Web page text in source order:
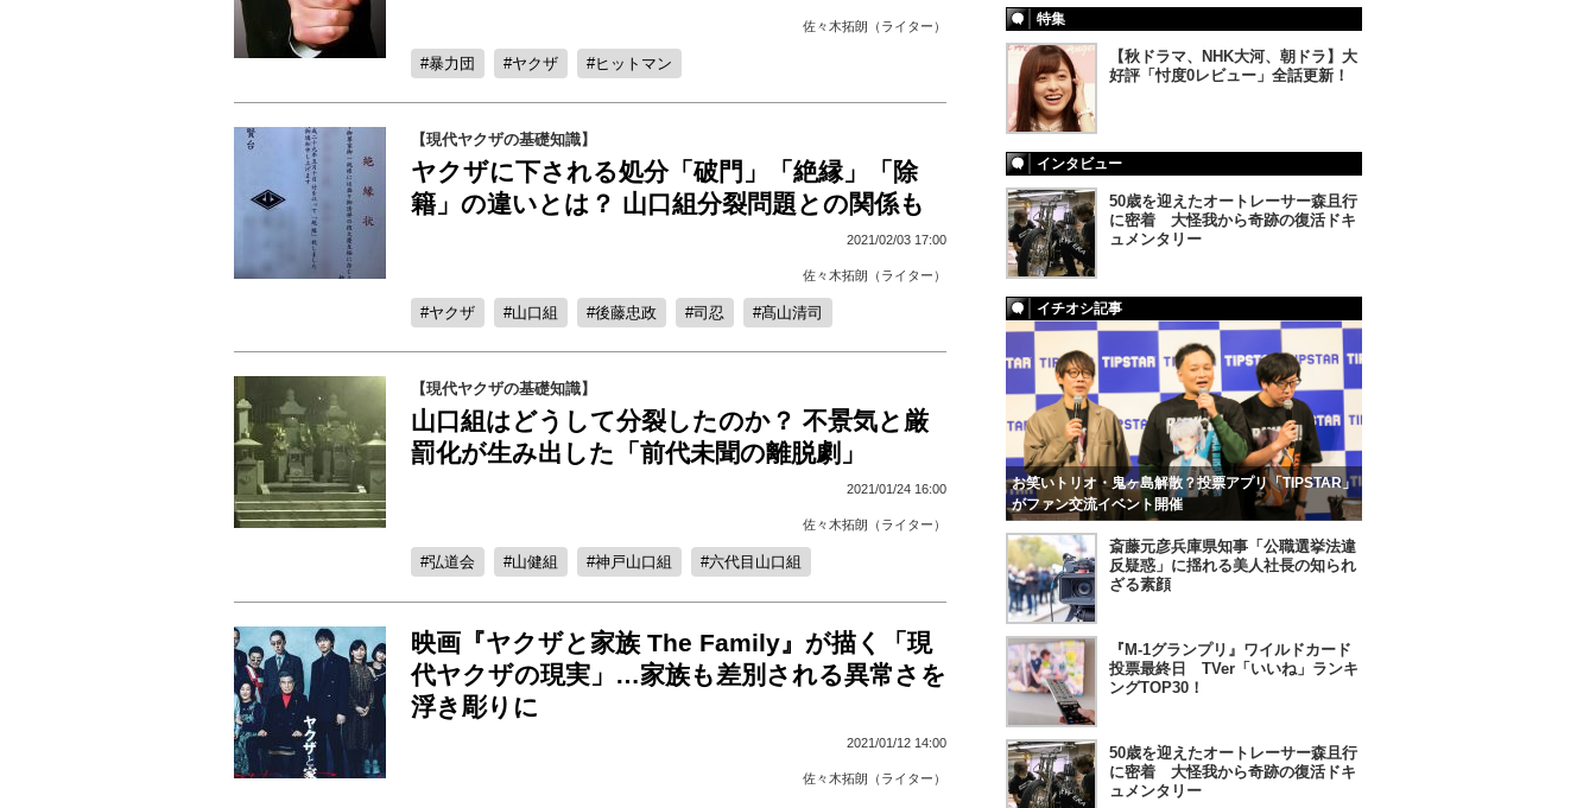
佐々木拓朗（ライター）
暴力団 ヤクザ ヒットマン
【現代ヤクザの基礎知識】
ヤクザに下される処分「破門」「絶縁」「除
籍」の違いとは？ 山口組分裂問題との関係も
2021/02/03 17:00
佐々木拓朗（ライター）
ヤクザ 山口組 後藤忠政 司忍 髙山清司
【現代ヤクザの基礎知識】
山口組はどうして分裂したのか？ 不景気と厳
罰化が生み出した「前代未聞の離脱劇」
2021/01/24 16:00
佐々木拓朗（ライター）
弘道会 山健組 神戸山口組 六代目山口組
映画『ヤクザと家族 The Family』が描く「現
代ヤクザの現実」…家族も差別される異常さを
浮き彫りに
2021/01/12 14:00
佐々木拓朗（ライター）
特集
【秋ドラマ、NHK大河、朝ドラ】大
好評「忖度0レビュー」全話更新！
インタビュー
50歳を迎えたオートレーサー森且行
に密着 大怪我から奇跡の復活ドキ
ュメンタリー
イチオシ記事
お笑いトリオ・鬼ヶ島解散？投票アプリ「TIPSTAR」
がファン交流イベント開催
斎藤元彦兵庫県知事「公職選挙法違
反疑惑」に揺れる美人社長の知られ
ざる素顔
『M-1グランプリ』ワイルドカード
投票最終日 TVer「いいね」ランキ
ングTOP30！
50歳を迎えたオートレーサー森且行
に密着 大怪我から奇跡の復活ドキ
ュメンタリー